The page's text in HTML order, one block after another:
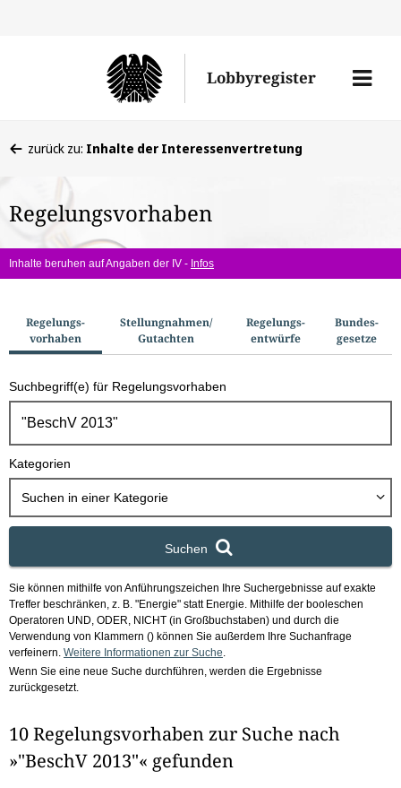
den
Lobbyregister
Menü
befinden
hier:
zurück zu: Inhalte der Interessenvertretung
Regelungsvorhaben
Inhalte beruhen auf Angaben der IV - Infos
u
c
h
o
Regelungs­
vorhaben
Stellungnahmen/​
Gutachten
Regelungs­
entwürfe
Bundes­
gesetze
Suchbegriff(e) für Regelungsvorhaben
Kategorien
Suchen in einer Kategorie
Suchen
Sie können mithilfe von Anführungszeichen Ihre Suchergebnisse auf exakte
Treffer beschränken, z. B. "Energie" statt Energie. Mithilfe der booleschen
Operatoren UND, ODER, NICHT (in Großbuchstaben) und durch die
Verwendung von Klammern () können Sie außerdem Ihre Suchanfrage
verfeinern. Weitere Informationen zur Suche
Wenn Sie eine neue Suche durchführen, werden die Ergebnisse
zurückgesetzt.
10 Regelungsvorhaben zur Suche nach
»"BeschV 2013"« gefunden